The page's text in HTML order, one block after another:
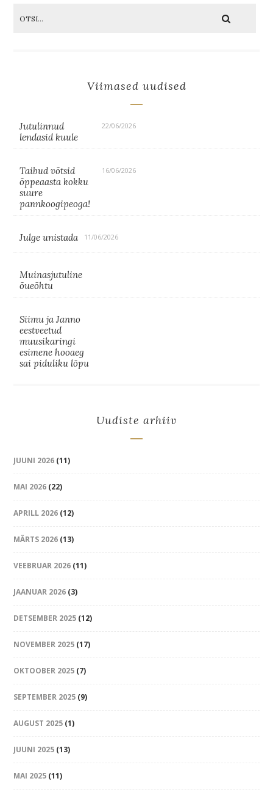
Viimased uudised
Jutulinnud
lendasid kuule
22/06/2026
Taibud võtsid
õppeaasta kokku
suure
pannkoogipeoga!
16/06/2026
Julge unistada 11/06/2026
Muinasjutuline
õueõhtu
Siimu ja Janno
eestveetud
muusikaringi
esimene hooaeg
sai piduliku lõpu
Uudiste arhiiv
JUUNI 2026 (11)
MAI 2026 (22)
APRILL 2026 (12)
MÄRTS 2026 (13)
VEEBRUAR 2026 (11)
JAANUAR 2026 (3)
DETSEMBER 2025 (12)
NOVEMBER 2025 (17)
OKTOOBER 2025 (7)
SEPTEMBER 2025 (9)
AUGUST 2025 (1)
JUUNI 2025 (13)
MAI 2025 (11)